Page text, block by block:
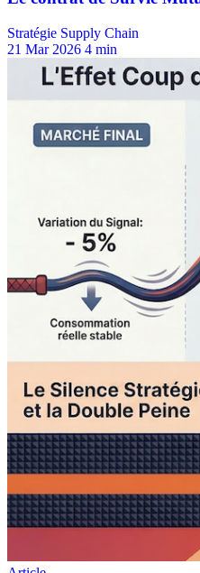
Stratégie Supply Chain
21 Mar 2026 4 min